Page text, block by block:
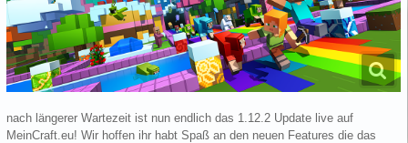
nach längerer Wartezeit ist nun endlich das 1.12.2 Update live auf
MeinCraft.eu! Wir hoffen ihr habt Spaß an den neuen Features die das